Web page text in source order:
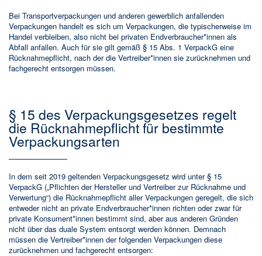
Bei Transportverpackungen und anderen gewerblich anfallenden
Verpackungen handelt es sich um Verpackungen, die typischerweise im
Handel verbleiben, also nicht bei privaten Endverbraucher*innen als
Abfall anfallen. Auch für sie gilt gemäß § 15 Abs. 1 VerpackG eine
Rücknahmepflicht, nach der die Vertreiber*innen sie zurücknehmen und
fachgerecht entsorgen müssen.
§ 15 des Verpackungsgesetzes regelt
die Rücknahmepflicht für bestimmte
Verpackungsarten
In dem seit 2019 geltenden Verpackungsgesetz wird unter § 15
VerpackG („Pflichten der Hersteller und Vertreiber zur Rücknahme und
Verwertung“) die Rücknahmepflicht aller Verpackungen geregelt, die sich
entweder nicht an private Endverbraucher*innen richten oder zwar für
private Konsument*innen bestimmt sind, aber aus anderen Gründen
nicht über das duale System entsorgt werden können. Demnach
müssen die Vertreiber*innen der folgenden Verpackungen diese
zurücknehmen und fachgerecht entsorgen: